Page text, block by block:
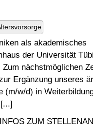
als akademisches
der Universität
nächstmöglichen
Ergänzung unseres
(m/w/d) in
ZUM